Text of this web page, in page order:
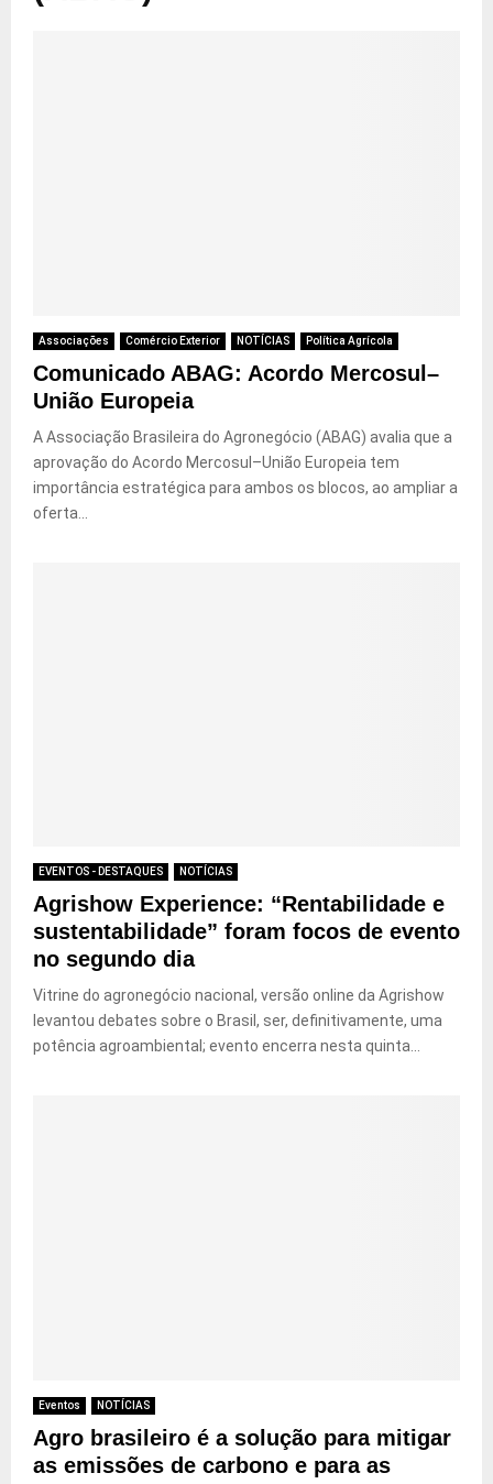
Associações Comércio Exterior NOTÍCIAS Política Agrícola
Comunicado ABAG: Acordo Mercosul–
União Europeia
A Associação Brasileira do Agronegócio (ABAG) avalia que a
aprovação do Acordo Mercosul–União Europeia tem
importância estratégica para ambos os blocos, ao ampliar a
oferta...
EVENTOS - DESTAQUES NOTÍCIAS
Agrishow Experience: “Rentabilidade e
sustentabilidade” foram focos de evento
no segundo dia
Vitrine do agronegócio nacional, versão online da Agrishow
levantou debates sobre o Brasil, ser, definitivamente, uma
potência agroambiental; evento encerra nesta quinta...
Eventos NOTÍCIAS
Agro brasileiro é a solução para mitigar
as emissões de carbono e para as